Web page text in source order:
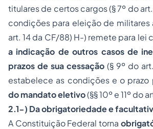
titulares de certos cargos (§ 7º do
condições para eleição de militares
art. 14 da CF/88) H-) remete para lei
a indicação de outros casos de
prazos de sua cessação (§ 9º do
estabelece as condições e o prazo
do mandato eletivo(§§ 10º e 11º do
2.1-) Da obrigatoriedade e
A Constituição Federal torna